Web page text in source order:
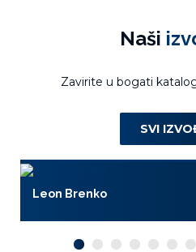
Naši
Zavirite u bogati
SVI
Leon Brenko